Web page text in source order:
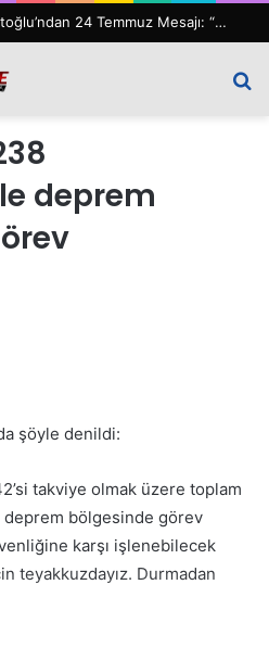
MİG Başkanı Vahap Şehitoğlu’ndan 24 Temmuz Mesajı: “111 Yıl Sonra Hâlâ Basın Özgürlüğünü Konuşuyoruz”
deprem
şöyle denildi:
takviye olmak üzere toplam
bölgesinde görev
karşı işlenebilecek
teyakkuzdayız. Durmadan